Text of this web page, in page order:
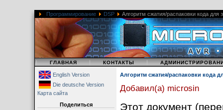
Программирование DSP Алгоритм сжатия/распаковки кода для
| ГЛАВНАЯ | КОНТАКТЫ |
English Version
Die deutsche Version
Карта сайта
Поделиться
Алгоритм сжатия/распаковки кода
Добавил(а) microsin
Этот документ